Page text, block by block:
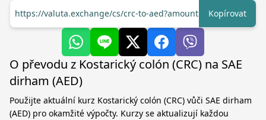
https://valuta.exchange/cs/crc-to-aed?amount=1
Kopírovat
O převodu z Kostarický colón (CRC) na SAE
dirham (AED)
Použijte aktuální kurz Kostarický colón (CRC) vůči SAE dirham
(AED) pro okamžité výpočty. Kurzy se aktualizují každou